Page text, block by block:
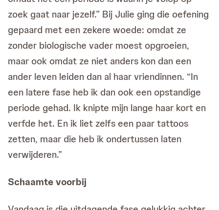
zoek gaat naar jezelf.” Bij Julie ging die oefening
gepaard met een zekere woede: omdat ze
zonder biologische vader moest opgroeien,
maar ook omdat ze niet anders kon dan een
ander leven leiden dan al haar vriendinnen. “In
een latere fase heb ik dan ook een opstandige
periode gehad. Ik knipte mijn lange haar kort en
verfde het. En ik liet zelfs een paar tattoos
zetten, maar die heb ik ondertussen laten
verwijderen.”
Schaamte voorbij